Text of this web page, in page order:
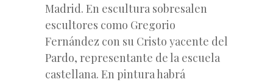
Madrid. En escultura sobresalen
escultores como Gregorio
Fernández con su Cristo yacente del
Pardo, representante de la escuela
castellana. En pintura habrá